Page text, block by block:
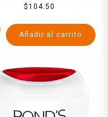
lanolina 230 g
$104.50
Añadir al carrito